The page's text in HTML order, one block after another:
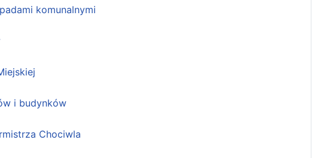
komunalnymi
i budynków
Chociwla